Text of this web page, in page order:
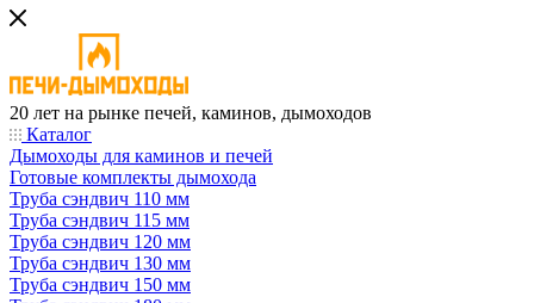
20 лет на рынке печей, каминов, дымоходов
Каталог
Дымоходы для каминов и печей
Готовые комплекты дымохода
Труба сэндвич 110 мм
Труба сэндвич 115 мм
Труба сэндвич 120 мм
Труба сэндвич 130 мм
Труба сэндвич 150 мм